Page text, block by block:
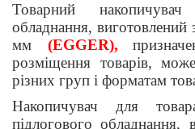
Товарний
обладнання,
мм (EGGER),
розміщення товарів,
різних груп і форматам
Накопичувач для
підлогового обладнання,